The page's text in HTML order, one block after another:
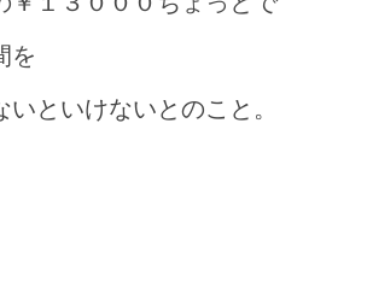
を
いといけないとのこと。